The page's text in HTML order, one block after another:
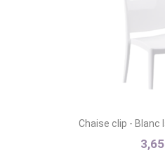
Chaise clip - Blanc